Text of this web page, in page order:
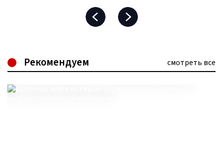
Рекомендуем смотреть все